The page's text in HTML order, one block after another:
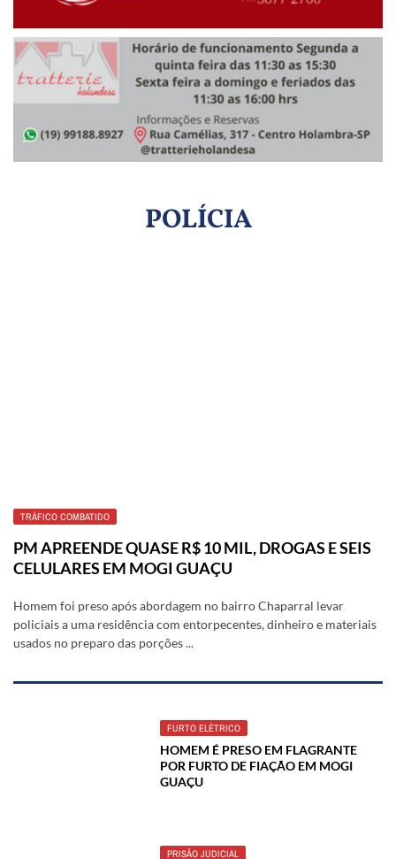
POLÍCIA
TRÁFICO COMBATIDO
PM APREENDE QUASE R$ 10 MIL, DROGAS E SEIS
CELULARES EM MOGI GUAÇU
Homem foi preso após abordagem no bairro Chaparral levar
policiais a uma residência com entorpecentes, dinheiro e materiais
usados no preparo das porções ...
FURTO ELÉTRICO
HOMEM É PRESO EM FLAGRANTE
POR FURTO DE FIAÇÃO EM MOGI
GUAÇU
PRISÃO JUDICIAL